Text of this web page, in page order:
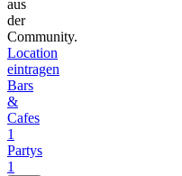
aus
der
Community.
Location
eintragen
Bars
&
Cafes
1
Partys
1